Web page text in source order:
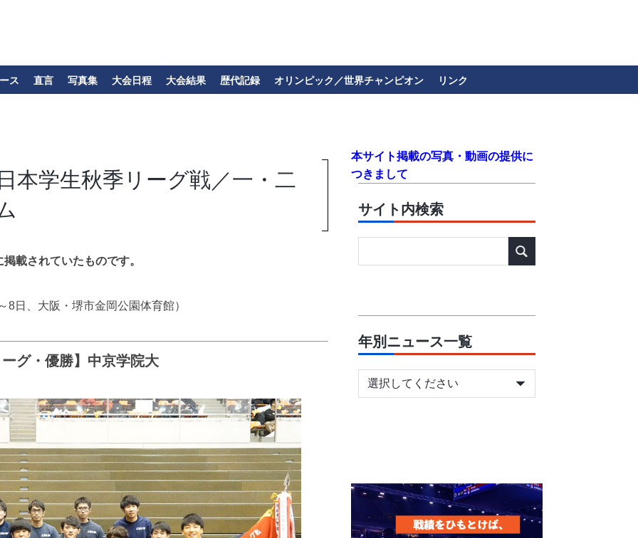
ス 直言 写真集 大会日程 大会結果 歴代記録 オリンピック／世界チャンピオン リンク
本学生秋季リーグ戦／一・二
載されていたものです。
8日、大阪・堺市金岡公園体育館）
グ・優勝】中京学院大
本サイト掲載の写真・動画の提供に
つきまして
サイト内検索
年別ニュース一覧